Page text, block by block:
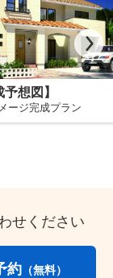
予想図】
ージ完成プラン
せください
約 （無料）